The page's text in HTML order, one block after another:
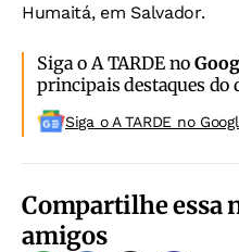
Humaitá, em Salvador.
Siga o A TARDE no
principais destaques do
Siga o A TARDE no
Compartilhe essa
amigos